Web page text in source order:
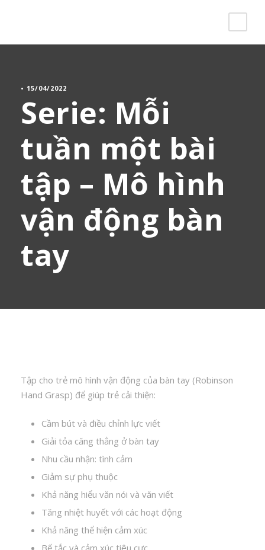
• 15/04/2022
Serie: Mỗi
tuần một bài
tập – Mô hình
vận động bàn
tay
Tập cho trẻ mô hình vận động của bàn tay (Robinson
Hand Grasp) để giúp trẻ cải thiện:
Cầm bút và điều chỉnh lực viết
Giải tỏa căng thẳng ở bàn tay
Nhu cầu nhận: tình cảm
Giảm sự phụ thuộc
Khả năng hiểu văn nói và văn viết
Tăng nhiệt huyết với các hoạt động
Khả năng thể hiện cảm xúc
Bế tắc và cảm xúc tiêu cực